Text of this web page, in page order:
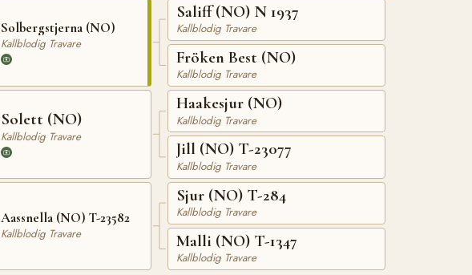
Solbergstjerna (NO)
Kallblodig Travare
Solett (NO)
Kallblodig Travare
Aassnella (NO) T-23582
Kallblodig Travare
Saliff (NO) N 1937
Kallblodig Travare
Fröken Best (NO)
Kallblodig Travare
Haakesjur (NO)
Kallblodig Travare
Jill (NO) T-23077
Kallblodig Travare
Sjur (NO) T-284
Kallblodig Travare
Malli (NO) T-1347
Kallblodig Travare